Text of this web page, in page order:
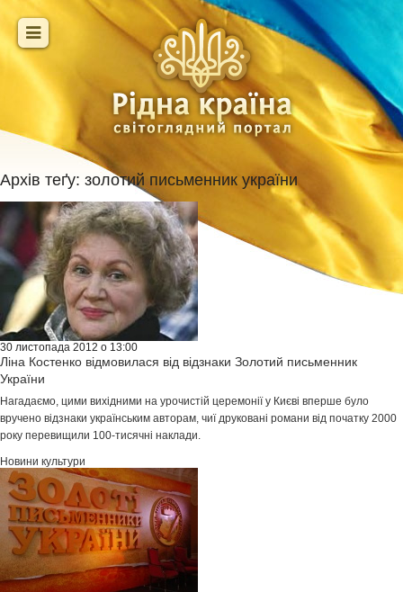
Архів теґу: золотий письменник україни
30 листопада 2012 о 13:00
Ліна Костенко відмовилася від відзнаки Золотий письменник
України
Нагадаємо, цими вихідними на урочистій церемонії у Києві вперше було
вручено відзнаки українським авторам, чиї друковані романи від початку 2000
року перевищили 100-тисячні наклади.
Новини культури